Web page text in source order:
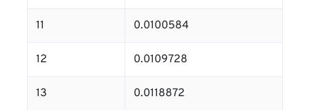
11 0.0100584
12 0.0109728
13 0.0118872